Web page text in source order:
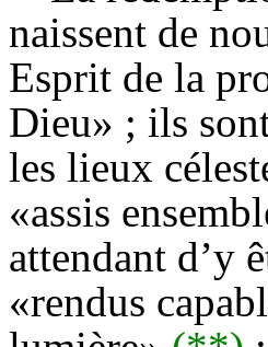
naissent de
Esprit de la
Dieu» ; ils
les lieux
«assis
attendant d’y
«rendus